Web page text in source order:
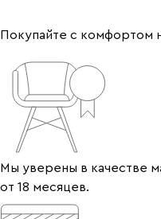
Покупайте с комфортом
Мы уверены в качестве
от 18 месяцев.